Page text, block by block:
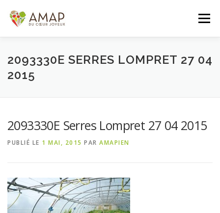
contenu
Menu
ACCUEIL L’AMAP LES PANIERS
PANIER DE LA SEMAINE
2093330E SERRES LOMPRET 27 04
2015
2093330E Serres Lompret 27 04 2015
PUBLIÉ LE 1 MAI, 2015 PAR AMAPIEN